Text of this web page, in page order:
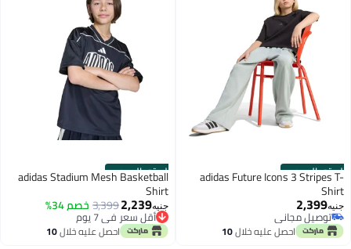
الستور الرسمي
adidas Future Icons 3 Stripes T-
Shirt
جنيه2,399
توصيل مجاني
توصيل مجانياحصل عليه خلال10
الستور الرسمي
adidas Stadium Mesh Basketball
Shirt
جنيه2,239
3,399خصم 34% أقل سعر في 7 يوم
توصيل مجاني
أقل سعر في 7 يوماحصل عليه خلال10